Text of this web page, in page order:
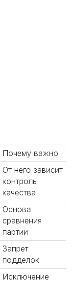
Почему важно
От него зависит
контроль
качества
Основа
сравнения
партии
Запрет
подделок
Исключение